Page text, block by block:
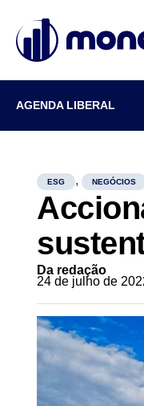
AGENDA LIBERAL
ESG , NEGÓCIOS
Da redação
24 de julho de